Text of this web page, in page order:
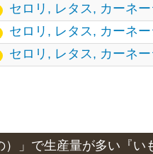
セロリ, レタス, カーネ
セロリ, レタス, カーネ
セロリ, レタス, カーネ
）」で生産量が多い『い